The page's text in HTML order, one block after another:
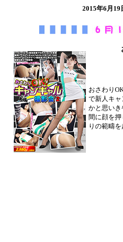
2015年6月
おさわり
で新人キ
かと思い
間に顔を
りの範疇